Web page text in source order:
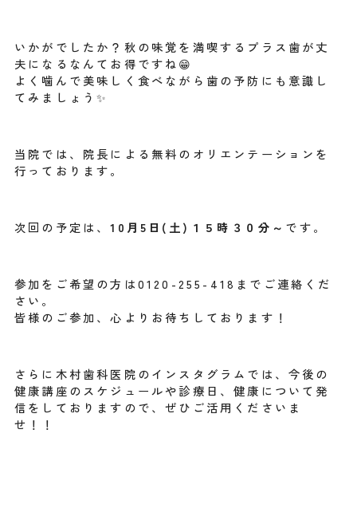
いかがでしたか？秋の味覚を満喫するプラス歯が丈
夫になるなんてお得ですね😁
よく噛んで美味しく食べながら歯の予防にも意識し
てみましょう✨
当院では、院長による無料のオリエンテーションを
行っております。
次回の予定は、10月5日(土)１５時３０分～ です。
参加をご希望の方は0120-255-418までご連絡くだ
さい。
皆様のご参加、心よりお待ちしております！
さらに木村歯科医院のインスタグラムでは、今後の
健康講座のスケジュールや診療日、健康について発
信をしておりますので、ぜひご活用くださいま
せ！！